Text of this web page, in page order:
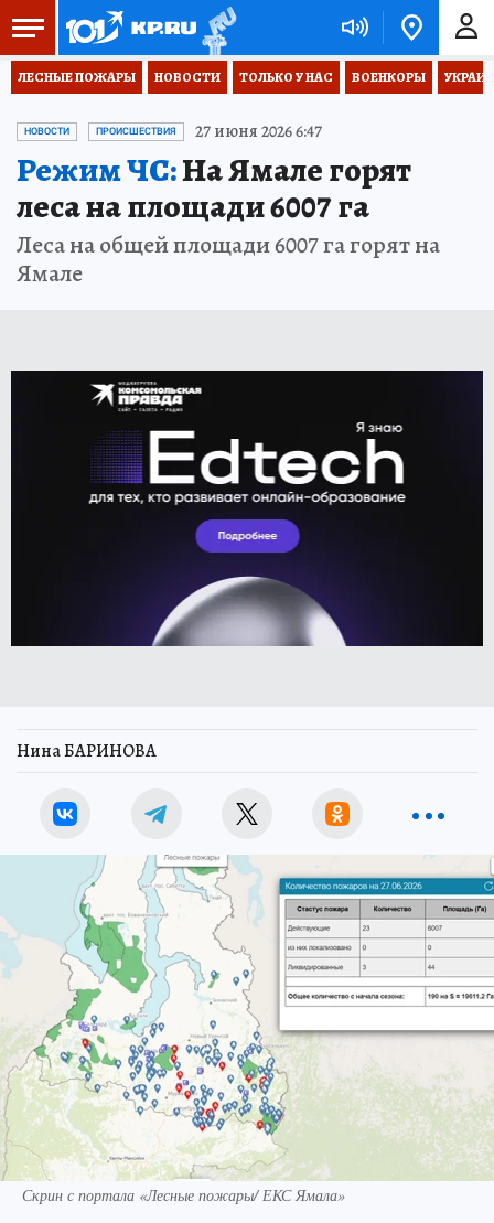
ЛЕСНЫЕ ПОЖАРЫ НОВОСТИ ТОЛЬКО У НАС ВОЕНКОРЫ
НОВОСТИ ПРОИСШЕСТВИЯ 27 июня 2026 6:47
Режим ЧС:На Ямале горят
леса на площади 6007 га
Леса на общей площади 6007 га горят на
Ямале
Нина БАРИНОВА
Скрин с портала «Лесные пожары/ ЕКС Ямала»